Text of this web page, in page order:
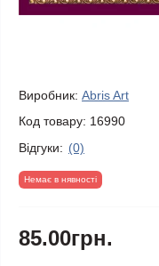
Виробник: Abris Art
Код товару: 16990
Відгуки: (0)
Немає в нявності
85.00грн.